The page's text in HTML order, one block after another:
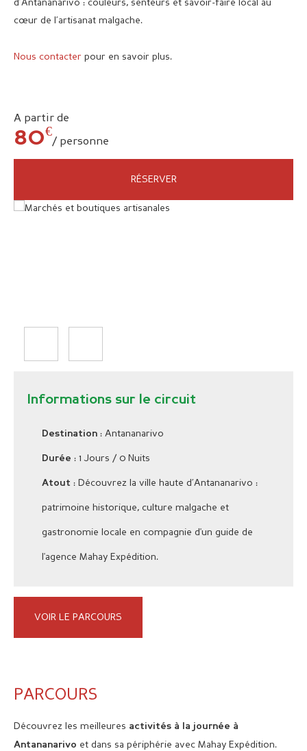
d’Antananarivo : couleurs, senteurs et savoir-faire local au
cœur de l’artisanat malgache.
Nous contacter pour en savoir plus.
A partir de
80€
/ personne
RÉSERVER
Informations sur le circuit
Destination : Antananarivo
Durée : 1 Jours / 0 Nuits
Atout : Découvrez la ville haute d’Antananarivo :
patrimoine historique, culture malgache et
gastronomie locale en compagnie d'un guide de
l'agence Mahay Expédition.
VOIR LE PARCOURS
PARCOURS
Découvrez les meilleures activités à la journée à
Antananarivo et dans sa périphérie avec Mahay Expédition.